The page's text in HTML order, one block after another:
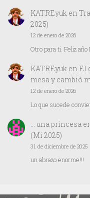
KATREyuken
2025)
12 de enero de 2026
Otro para ti. Feliz año
KATREyuken El
mesa y cambió
12 de enero de 2026
Lo que sucede
… una princesa
(Mi 2025)
31 de diciembre de 2025
un abrazo enorme!!!